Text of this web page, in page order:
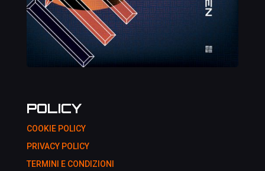
POLICY
COOKIE POLICY
PRIVACY POLICY
TERMINI E CONDIZIONI